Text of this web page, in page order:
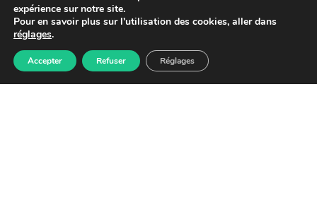
Produits Recherche Commande
10, route de Mittelhausen
67170 Wingersheim les 4 Bans, France
info@dlv-france.fr
expérience sur notre site.
Pour en savoir plus sur l'utilisation des cookies, aller dans
réglages.
Accepter Refuser Réglages